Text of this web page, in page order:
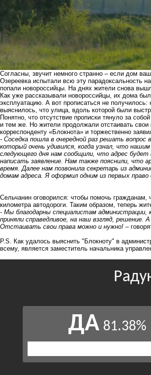
Согласны, звучит немного странно – если дом
Озереевка испытали всю эту парадоксальность
попали новороссийцы. На днях жители снова
Как уже рассказывали новороссийцы, их дома
эксплуатацию. А вот прописаться не
выяснилось, что улица, вдоль которой были
Понятно, что отсутствие прописки тянуло за
и тем же. Но жители продолжали отстаивать
корреспонденту «Блокнота» и торжественно
- Соседка пошла в очередной раз решать
который очень удивился, когда узнал, что
следующего дня нам сообщили, что адрес будет
написать заявление. Нам также пояснили, что
время. Далее нам позвонила секретарь из
домам адреса. Я оформил одним из первых
Сельчанин оговорился: чтобы помочь гражданам,
километра автодороги. Таким образом, теперь
- Мы благодарны специалистам
приняли справедливое, на наш взгляд,
Отстаивать свои права можно и нужно! –
P.S. Как удалось выяснить "Блокноту" в
всему, является заместитель начальника